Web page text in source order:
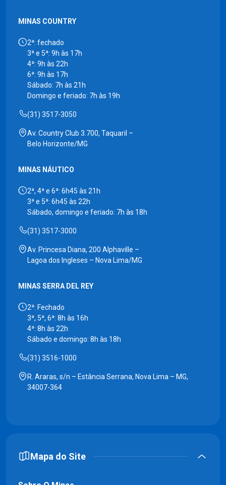
MINAS COUNTRY
2ª: fechado
3ª e 5ª: 9h às 17h
4ª: 9h às 22h
6ª: 9h às 17h
Sábado: 7h às 21h
Domingo e feriado: 7h às 19h
(31) 3517-3050
Av. Country Club 3.700, Taquaril –
Belo Horizonte/MG
MINAS NÁUTICO
2ª, 4ª e 6ª: 6h45 às 21h
3ª e 5ª: 6h45 às 22h
Sábado, domingo e feriado: 7h às 18h
(31) 3517-3000
Av. Princesa Diana, 200 Alphaville –
Lagoa dos Ingleses – Nova Lima/MG
MINAS SERRA DEL REY
2ª: Fechado
3ª, 5ª, 6ª: 8h às 16h
4ª: 8h às 22h
Sábado e domingo: 8h às 18h
(31) 3516-1000
R. Araras, s/n – Estância Serrana, Nova Lima – MG,
34007-364
Mapa do Site